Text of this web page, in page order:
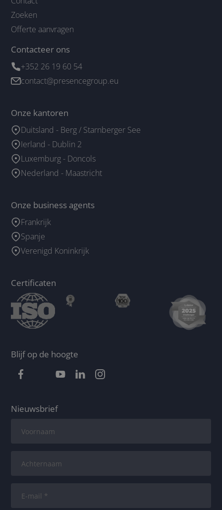
Zoeken
Offerte aanvragen
Contacteer ons
+352 26 19 60 54
contact@presencegroup.eu
Onze kantoren
Duitsland - Berg / Starnberger See
Ierland - Dublin 2
Luxemburg - Doncols
Nederland - Maastricht
Onze business agents
Frankrijk
Spanje
Verenigd Koninkrijk
Certificaten
Blijf op de hoogte
Nieuwsbrief